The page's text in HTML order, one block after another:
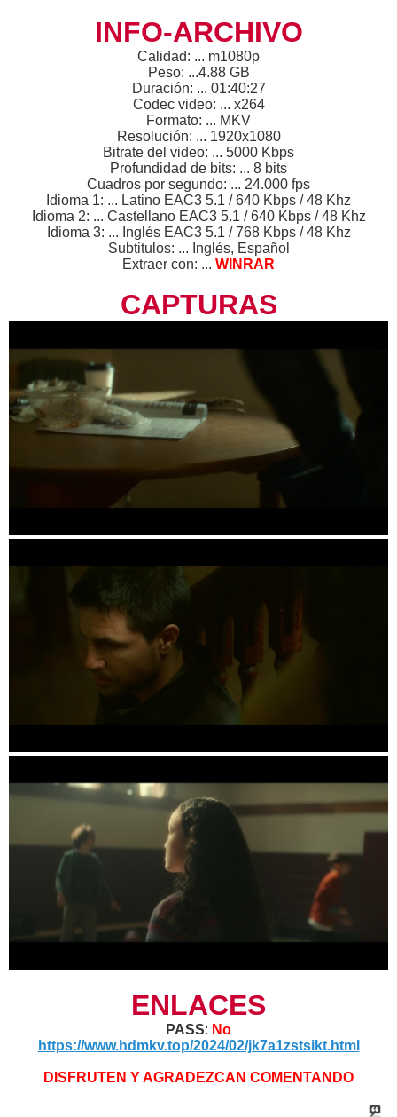
INFO-ARCHIVO
Calidad: ... m1080p
Peso: ...4.88 GB
Duración: ... 01:40:27
Codec video: ... x264
Formato: ... MKV
Resolución: ... 1920x1080
Bitrate del video: ... 5000 Kbps
Profundidad de bits: ... 8 bits
Cuadros por segundo: ... 24.000 fps
Idioma 1: ... Latino EAC3 5.1 / 640 Kbps / 48 Khz
Idioma 2: ... Castellano EAC3 5.1 / 640 Kbps / 48 Khz
Idioma 3: ... Inglés EAC3 5.1 / 768 Kbps / 48 Khz
Subtitulos: ... Inglés, Español
Extraer con: ... WINRAR
CAPTURAS
ENLACES
PASS: No
https://www.hdmkv.top/2024/02/jk7a1zstsikt.html
DISFRUTEN Y AGRADEZCAN COMENTANDO